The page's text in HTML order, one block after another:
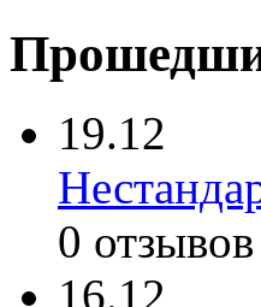
19.12
0 отзывов
16.12